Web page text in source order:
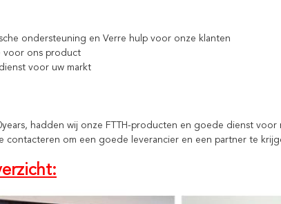
ondersteuning en Verre hulp voor onze klanten
voor ons product
voor uw markt
hadden wij onze FTTH-producten en goede dienst
contacteren om een goede leverancier en een partner te